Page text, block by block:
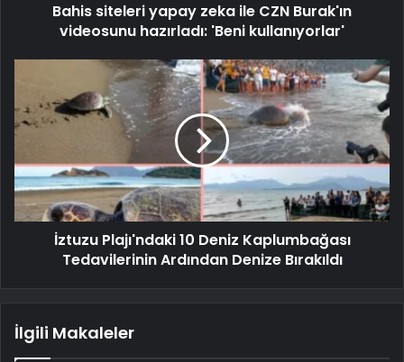
Bahis siteleri yapay zeka ile CZN Burak'ın
videosunu hazırladı: 'Beni kullanıyorlar'
İztuzu Plajı'ndaki 10 Deniz Kaplumbağası
Tedavilerinin Ardından Denize Bırakıldı
İlgili Makaleler